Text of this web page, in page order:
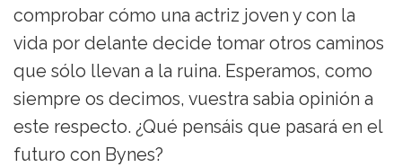
comprobar cómo una actriz joven y con la
vida por delante decide tomar otros caminos
que sólo llevan a la ruina. Esperamos, como
siempre os decimos, vuestra sabia opinión a
este respecto. ¿Qué pensáis que pasará en el
futuro con Bynes?